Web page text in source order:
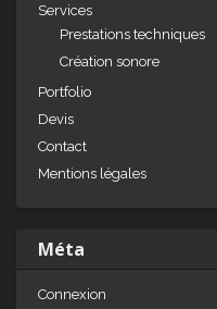
Services
Prestations techniques
Création sonore
Portfolio
Devis
Contact
Mentions légales
Méta
Connexion